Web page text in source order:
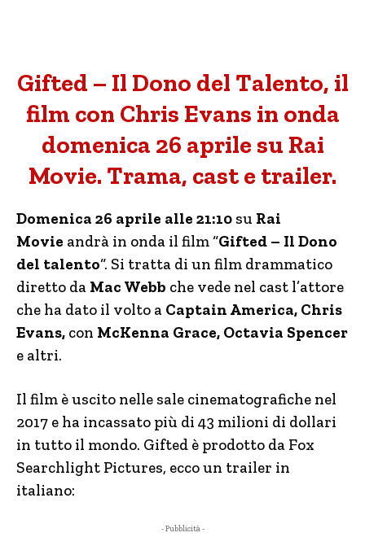
Gifted – Il Dono del Talento, il
film con Chris Evans in onda
domenica 26 aprile su Rai
Movie. Trama, cast e trailer.
Domenica 26 aprile alle 21:10 su Rai
Movie andrà in onda il film “Gifted – Il Dono
del talento“. Si tratta di un film drammatico
diretto da Mac Webb che vede nel cast l’attore
che ha dato il volto a Captain America, Chris
Evans, con McKenna Grace, Octavia Spencer
e altri.
Il film è uscito nelle sale cinematografiche nel
2017 e ha incassato più di 43 milioni di dollari
in tutto il mondo. Gifted è prodotto da Fox
Searchlight Pictures, ecco un trailer in
italiano:
- Pubblicità -